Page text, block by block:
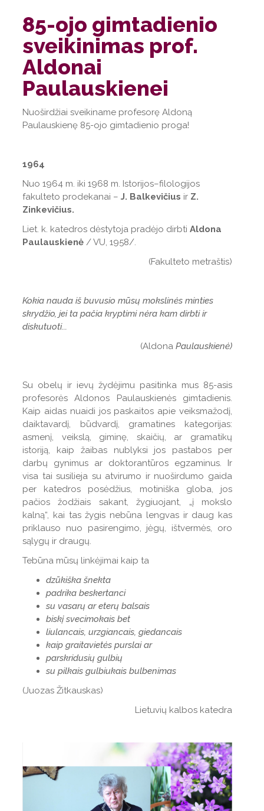
85-ojo gimtadienio
sveikinimas prof.
Aldonai
Paulauskienei
Nuoširdžiai sveikiname profesorę Aldoną
Paulauskienę 85-ojo gimtadienio proga!
1964
Nuo 1964 m. iki 1968 m. Istorijos–filologijos
fakulteto prodekanai – J. Balkevičius ir Z.
Zinkevičius.
Liet. k. katedros dėstytoja pradėjo dirbti Aldona
Paulauskienė / VU, 1958/.
(Fakulteto metraštis)
Kokia nauda iš buvusio mūsų mokslinės minties
skrydžio, jei ta pačia kryptimi nėra kam dirbti ir
diskutuoti...
(Aldona Paulauskienė)
Su obelų ir ievų žydėjimu pasitinka mus 85-asis
profesorės Aldonos Paulauskienės gimtadienis.
Kaip aidas nuaidi jos paskaitos apie veiksmažodį,
daiktavardį, būdvardį, gramatines kategorijas:
asmenį, veikslą, giminę, skaičių, ar gramatikų
istoriją, kaip žaibas nublyksi jos pastabos per
darbų gynimus ar doktorantūros egzaminus. Ir
visa tai susilieja su atvirumo ir nuoširdumo gaida
per katedros posėdžius, motiniška globa, jos
pačios žodžiais sakant, žygiuojant, „į mokslo
kalną“, kai tas žygis nebūna lengvas ir daug kas
priklauso nuo pasirengimo, jėgų, ištvermės, oro
sąlygų ir draugų.
Tebūna mūsų linkėjimai kaip ta
dzūkiška šnekta
padrika beskertanci
su vasarų ar eterų balsais
biskį svecimokais bet
liulancais, urzgiancais, giedancais
kaip graitavietės purslai ar
parskridusių gulbių
su pilkais gulbiukais bulbenimas
(Juozas Žitkauskas)
Lietuvių kalbos katedra